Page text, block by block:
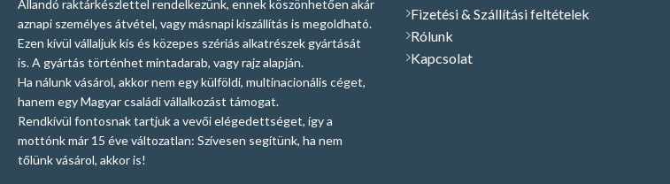
Állandó raktárkészlettel rendelkezünk, ennek köszönhetően akár
aznapi személyes átvétel, vagy másnapi kiszállítás is megoldható.
Ezen kívül vállaljuk kis és közepes szériás alkatrészek gyártását
is. A gyártás történhet mintadarab, vagy rajz alapján.
Ha nálunk vásárol, akkor nem egy külföldi, multinacionális céget,
hanem egy Magyar családi vállalkozást támogat.
Rendkívül fontosnak tartjuk a vevői elégedettséget, így a
mottónk már 15 éve változatlan: Szívesen segítünk, ha nem
tőlünk vásárol, akkor is!
Fizetési & Szállítási feltételek
Rólunk
Kapcsolat